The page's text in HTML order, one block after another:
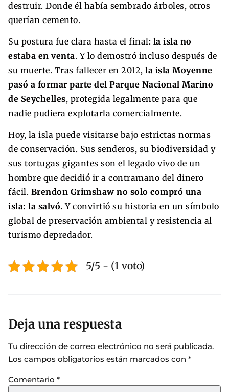
destruir. Donde él había sembrado árboles, otros
querían cemento.
Su postura fue clara hasta el final: la isla no
estaba en venta. Y lo demostró incluso después de
su muerte. Tras fallecer en 2012, la isla Moyenne
pasó a formar parte del Parque Nacional Marino
de Seychelles, protegida legalmente para que
nadie pudiera explotarla comercialmente.
Hoy, la isla puede visitarse bajo estrictas normas
de conservación. Sus senderos, su biodiversidad y
sus tortugas gigantes son el legado vivo de un
hombre que decidió ir a contramano del dinero
fácil. Brendon Grimshaw no solo compró una
isla: la salvó. Y convirtió su historia en un símbolo
global de preservación ambiental y resistencia al
turismo depredador.
5/5 - (1 voto)
Deja una respuesta
Tu dirección de correo electrónico no será publicada.
Los campos obligatorios están marcados con *
Comentario *